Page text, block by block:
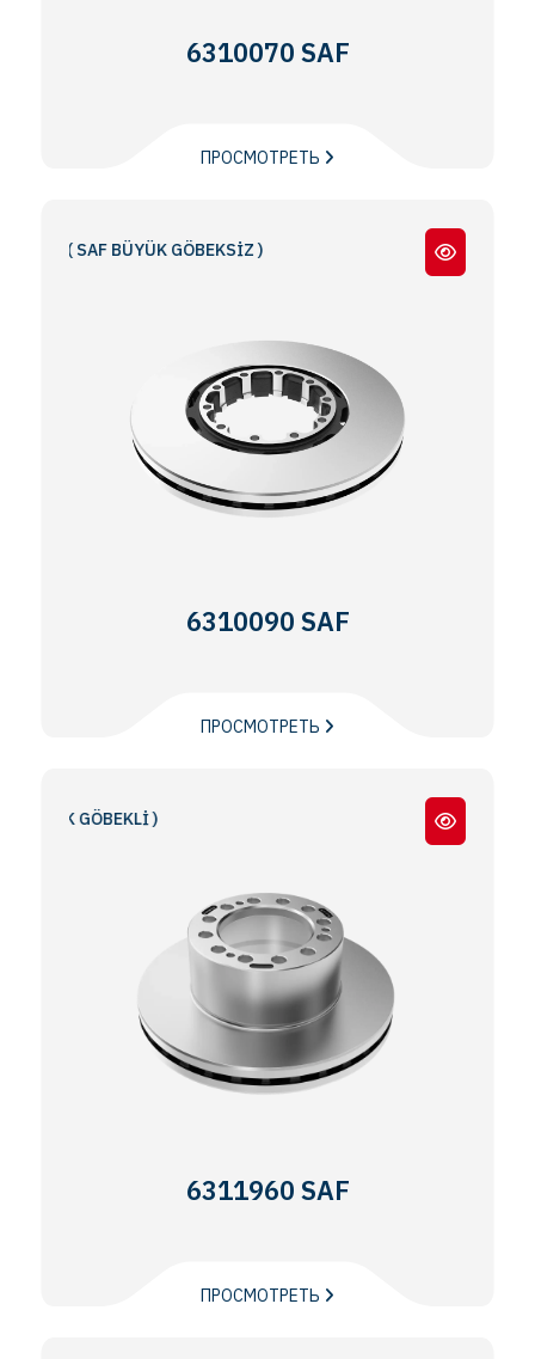
6310070 SAF
ПРОСМОТРЕТЬ
( SAF BÜYÜK GÖBEKSİZ )
6310090 SAF
ПРОСМОТРЕТЬ
GÖBEKLİ )
6311960 SAF
ПРОСМОТРЕТЬ